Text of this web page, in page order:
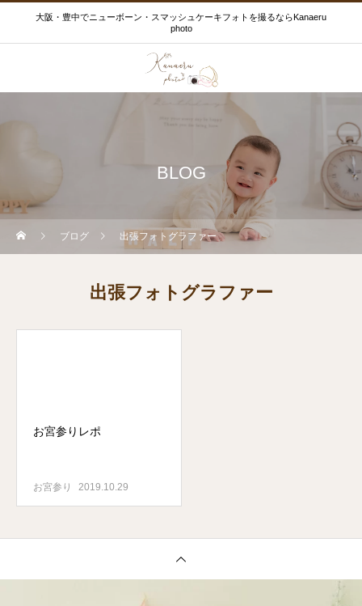
大阪・豊中でニューボーン・スマッシュケーキフォトを撮るならKanaeru
photo
BLOG
ブログ 出張フォトグラファー
出張フォトグラファー
お宮参りレポ
お宮参り 2019.10.29